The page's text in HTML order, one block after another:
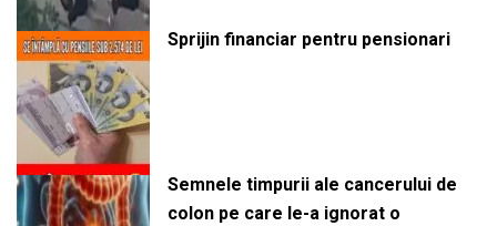
Sprijin financiar pentru pensionari
Semnele timpurii ale cancerului de
colon pe care le-a ignorat o